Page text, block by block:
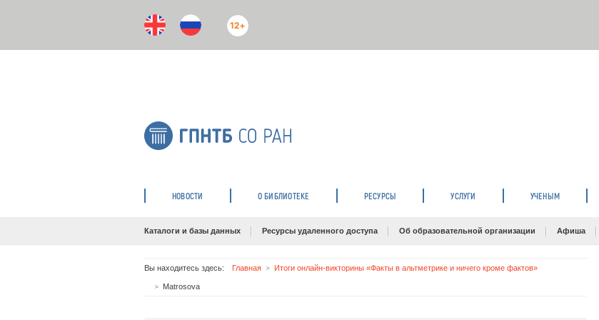
12+
НОВОСТИ О БИБЛИОТЕКЕ РЕСУРСЫ УСЛУГИ УЧЕНЫМ
Каталоги и базы данных Ресурсы удаленного доступа Об образовательной организации Афиша
Вы находитесь здесь: Главная Итоги онлайн-викторины «Факты в альтметрике и ничего кроме фактов»
Matrosova